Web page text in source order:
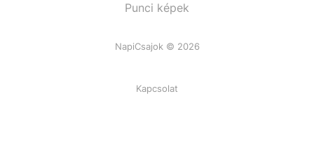
Punci képek
NapiCsajok © 2026
Kapcsolat